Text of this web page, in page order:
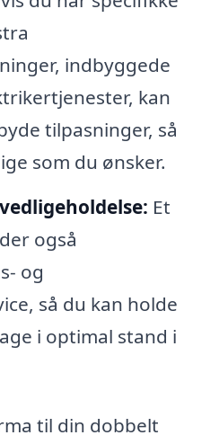
indbyggede
kan
tilpasninger, så
som du ønsker.
Et
også
og
så du kan holde
i optimal stand i
til din dobbelt